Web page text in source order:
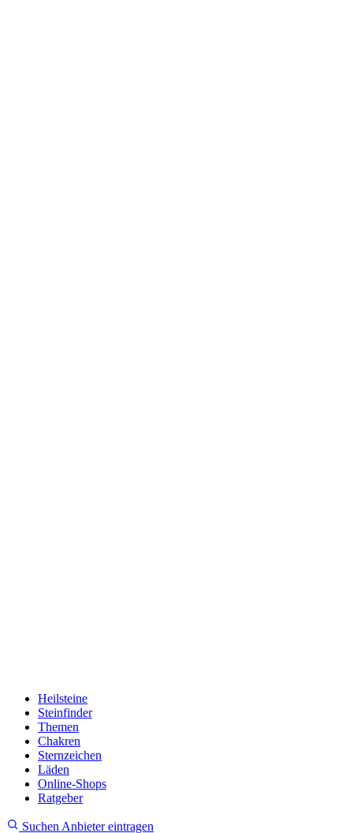
Heilsteine
Steinfinder
Themen
Chakren
Sternzeichen
Läden
Online-Shops
Ratgeber
Suchen Anbieter eintragen